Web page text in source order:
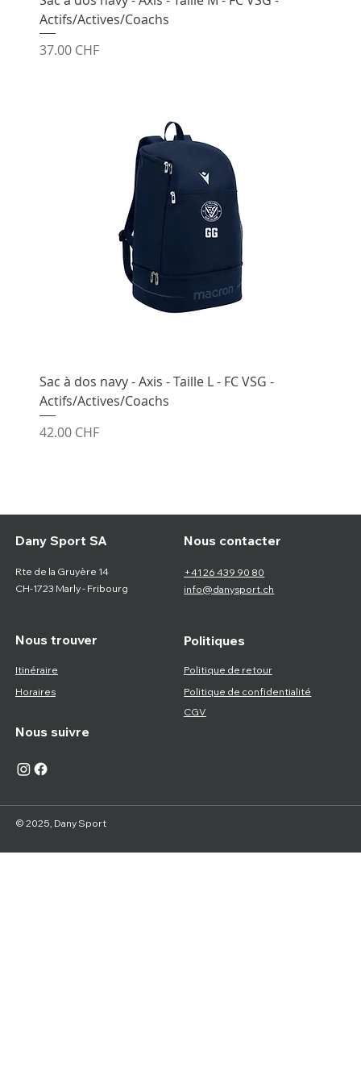
Actifs/Actives/Coachs
Prix
37.00 CHF
Sac à dos navy - Axis - Taille L - FC VSG -
Actifs/Actives/Coachs
Prix
42.00 CHF
Nous trouver
Itinéraire
Dany Sport SA
Rte de la Gruyère 14
CH-1723 Marly - Fribourg
Nous suivre
© 2025, Dany Sport
Horaires
Politiques
Politique de retour
Nous contacter
+41 26 439 90 80
info@danysport.ch
Politique de confidentialité
CGV